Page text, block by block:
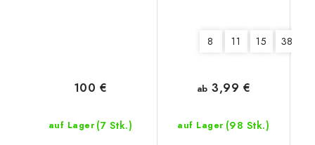
auf Lager (7 Stk.)
100 €
8 11 15 380
auf Lager (98 Stk.)
ab 3,99 €